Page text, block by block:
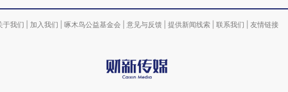
于我们 加入我们 啄木鸟公益基金会 意见与反馈 提供新闻线索 联系我们 友情链接